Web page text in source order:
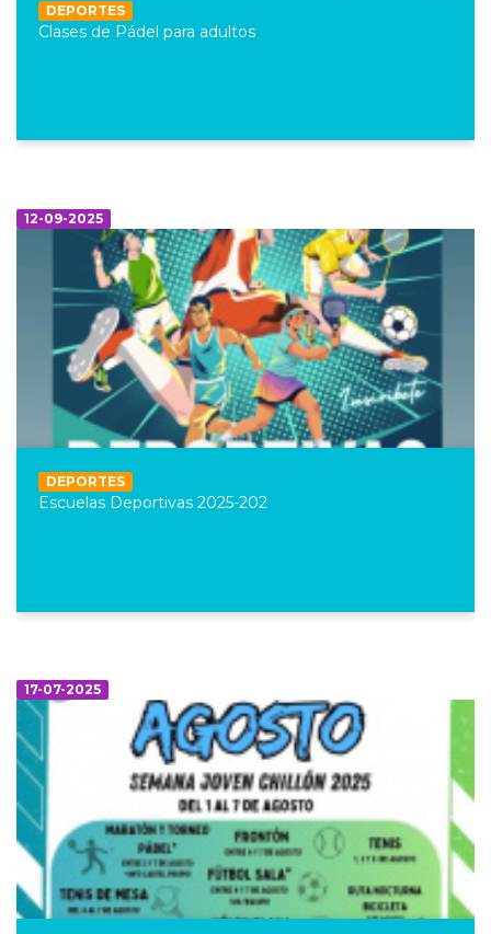
DEPORTES
Clases de Pádel para adultos
12-09-2025
DEPORTES
Escuelas Deportivas 2025-202
17-07-2025